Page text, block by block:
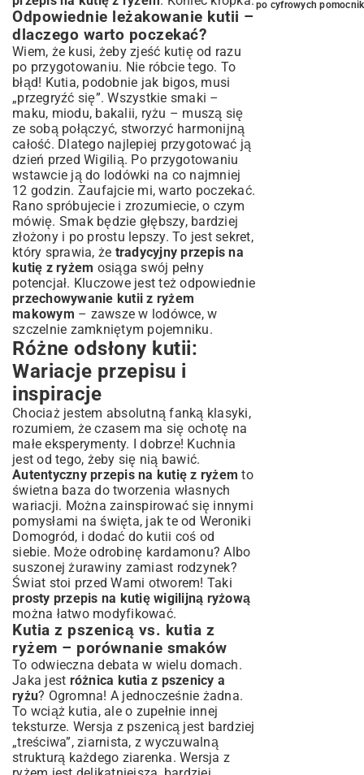
Odpowiednie leżakowanie kutii –
dlaczego warto poczekać?
Wiem, że kusi, żeby zjeść kutię od razu
po przygotowaniu. Nie róbcie tego. To
błąd! Kutia, podobnie jak bigos, musi
„przegryźć się”. Wszystkie smaki –
maku, miodu, bakalii, ryżu – muszą się
ze sobą połączyć, stworzyć harmonijną
całość. Dlatego najlepiej przygotować ją
dzień przed Wigilią. Po przygotowaniu
wstawcie ją do lodówki na co najmniej
12 godzin. Zaufajcie mi, warto poczekać.
Rano spróbujecie i zrozumiecie, o czym
mówię. Smak będzie głębszy, bardziej
złożony i po prostu lepszy. To jest sekret,
który sprawia, że tradycyjny przepis na
kutię z ryżem osiąga swój pełny
potencjał. Kluczowe jest też odpowiednie
przechowywanie kutii z ryżem
makowym – zawsze w lodówce, w
szczelnie zamkniętym pojemniku.
Różne odsłony kutii:
Wariacje przepisu i
inspiracje
Chociaż jestem absolutną fanką klasyki,
rozumiem, że czasem ma się ochotę na
małe eksperymenty. I dobrze! Kuchnia
jest od tego, żeby się nią bawić.
Autentyczny przepis na kutię z ryżem to
świetna baza do tworzenia własnych
wariacji. Można zainspirować się innymi
pomysłami na święta, jak te od Weroniki
Domogród, i dodać do kutii coś od
siebie. Może odrobinę kardamonu? Albo
suszonej żurawiny zamiast rodzynek?
Świat stoi przed Wami otworem! Taki
prosty przepis na kutię wigilijną ryżową
można łatwo modyfikować.
Kutia z pszenicą vs. kutia z
ryżem – porównanie smaków
To odwieczna debata w wielu domach.
Jaka jest różnica kutia z pszenicy a
ryżu? Ogromna! A jednocześnie żadna.
To wciąż kutia, ale o zupełnie innej
teksturze. Wersja z pszenicą jest bardziej
„treściwa”, ziarnista, z wyczuwalną
strukturą każdego ziarenka. Wersja z
po cyfrowych